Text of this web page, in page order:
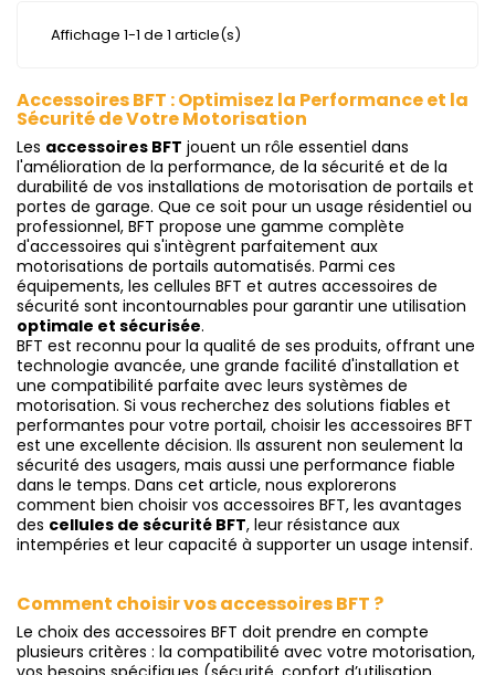
Affichage 1-1 de 1 article(s)
Accessoires BFT : Optimisez la Performance et la
Sécurité de Votre Motorisation
Les accessoires BFT jouent un rôle essentiel dans
l'amélioration de la performance, de la sécurité et de la
durabilité de vos installations de motorisation de portails et
portes de garage. Que ce soit pour un usage résidentiel ou
professionnel, BFT propose une gamme complète
d'accessoires qui s'intègrent parfaitement aux
motorisations de portails automatisés. Parmi ces
équipements, les cellules BFT et autres accessoires de
sécurité sont incontournables pour garantir une utilisation
optimale et sécurisée.
BFT est reconnu pour la qualité de ses produits, offrant une
technologie avancée, une grande facilité d'installation et
une compatibilité parfaite avec leurs systèmes de
motorisation. Si vous recherchez des solutions fiables et
performantes pour votre portail, choisir les accessoires BFT
est une excellente décision. Ils assurent non seulement la
sécurité des usagers, mais aussi une performance fiable
dans le temps. Dans cet article, nous explorerons
comment bien choisir vos accessoires BFT, les avantages
des cellules de sécurité BFT, leur résistance aux
intempéries et leur capacité à supporter un usage intensif.
Comment choisir vos accessoires BFT ?
Le choix des accessoires BFT doit prendre en compte
plusieurs critères : la compatibilité avec votre motorisation,